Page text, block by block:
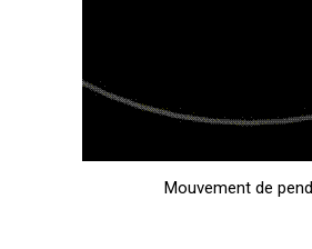
Mouvement de